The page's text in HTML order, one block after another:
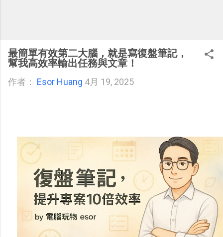
最簡單有效第二大腦，就是寫復盤筆記，
幫我高效率輸出任務與文章！
作者： Esor Huang 4月 19, 2025